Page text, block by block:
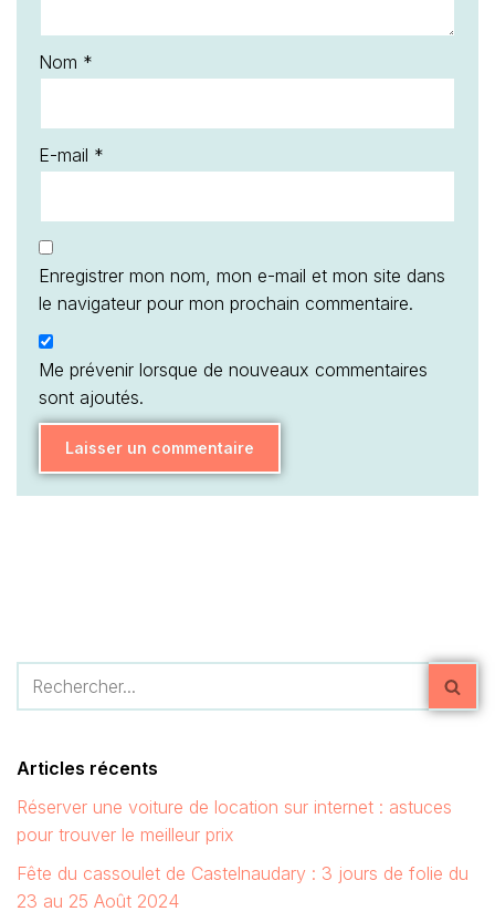
Nom *
E-mail *
Enregistrer mon nom, mon e-mail et mon site dans
le navigateur pour mon prochain commentaire.
Me prévenir lorsque de nouveaux commentaires
sont ajoutés.
Articles récents
Réserver une voiture de location sur internet : astuces
pour trouver le meilleur prix
Fête du cassoulet de Castelnaudary : 3 jours de folie du
23 au 25 Août 2024